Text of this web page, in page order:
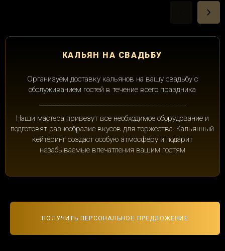
КАЛЬЯН НА СВАДЬБУ
Организуем доставку кальянов на вашу свадьбу с
обслуживанием гостей в течение всего праздника
Наши мастера привезут все необходимое оборудование и
подготовят разнообразие вкусов для торжества. Кальянный
кейтеринг создаст особую атмосферу и подарит
незабываемые впечатления вашим гостям
ПОЛУЧИТЬ ПЕРСОНАЛЬНОЕ ПРЕДЛОЖЕНИЕ